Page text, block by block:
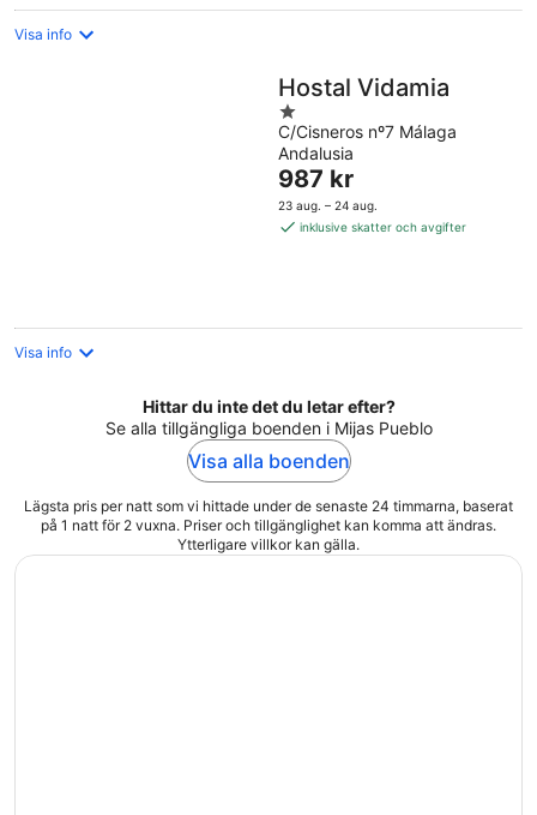
Visa info
Hostal Vidamia
1
out
of
5
C/Cisneros nº7 Málaga
Andalusia
Priset
är
987 kr
987 kr
23 aug. – 24 aug.
inklusive skatter och avgifter
Visa info
Hittar du inte det du letar efter?
Se alla tillgängliga boenden i Mijas Pueblo
Visa alla boenden
Lägsta pris per natt som vi hittade under de senaste 24 timmarna, baserat
på 1 natt för 2 vuxna. Priser och tillgänglighet kan komma att ändras.
Ytterligare villkor kan gälla.